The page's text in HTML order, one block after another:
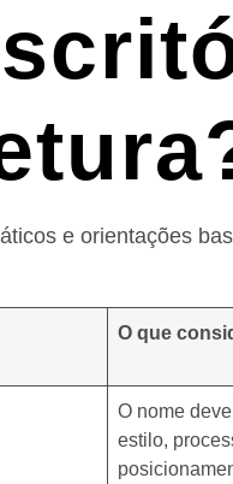
e orientações
O que
O nome
estilo,